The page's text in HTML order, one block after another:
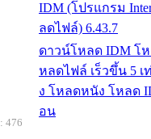
IDM (โปรแกรม
ลดไฟล์) 6.43.7
ดาวน์โหลด IDM โห
หลดไฟล์ เร็วขึ้น 5 เ
ง โหลดหนัง โหลด
อน
476